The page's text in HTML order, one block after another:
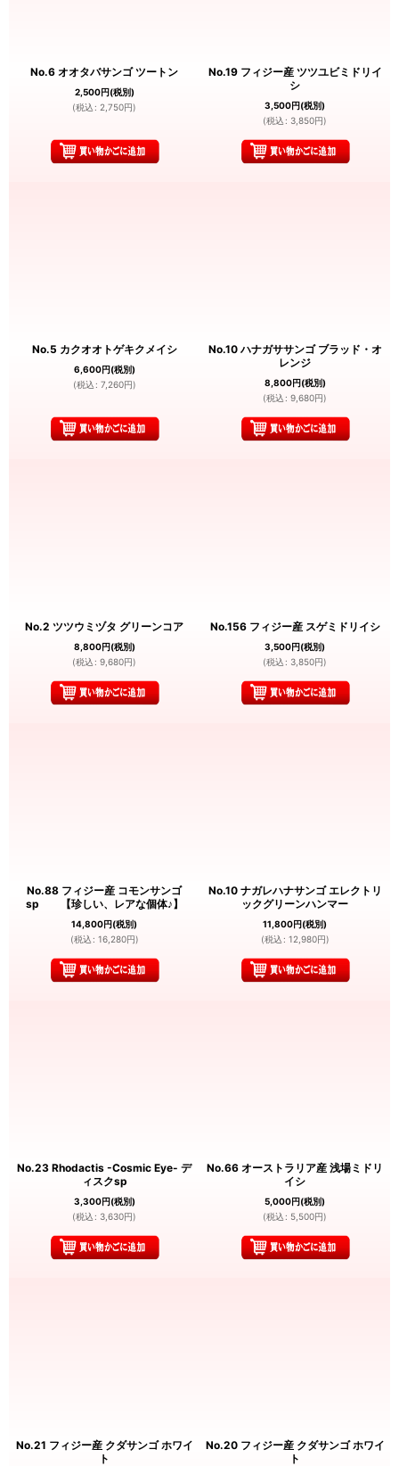
No.6 オオタバサンゴ ツートン
2,500円(税別)
(税込 : 2,750円)
No.19 フィジー産 ツツユビミドリイ
シ
3,500円(税別)
(税込 : 3,850円)
No.5 カクオオトゲキクメイシ
6,600円(税別)
(税込 : 7,260円)
No.10 ハナガササンゴ ブラッド・オ
レンジ
8,800円(税別)
(税込 : 9,680円)
No.2 ツツウミヅタ グリーンコア
8,800円(税別)
(税込 : 9,680円)
No.156 フィジー産 スゲミドリイシ
3,500円(税別)
(税込 : 3,850円)
No.88 フィジー産 コモンサンゴ
sp 【珍しい、レアな個体♪】
14,800円(税別)
(税込 : 16,280円)
No.10 ナガレハナサンゴ エレクトリ
ックグリーンハンマー
11,800円(税別)
(税込 : 12,980円)
No.23 Rhodactis -Cosmic Eye- デ
ィスクsp
3,300円(税別)
(税込 : 3,630円)
No.66 オーストラリア産 浅場ミドリ
イシ
5,000円(税別)
(税込 : 5,500円)
No.21 フィジー産 クダサンゴ ホワイ
ト
No.20 フィジー産 クダサンゴ ホワイ
ト